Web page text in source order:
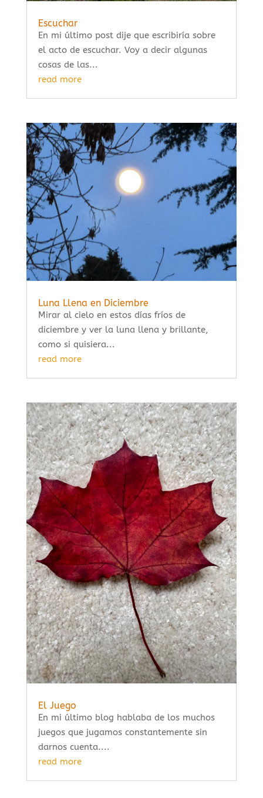
Escuchar
En mi último post dije que escribiría sobre
el acto de escuchar. Voy a decir algunas
cosas de las...
read more
Luna Llena en Diciembre
Mirar al cielo en estos días fríos de
diciembre y ver la luna llena y brillante,
como si quisiera...
read more
El Juego
En mi último blog hablaba de los muchos
juegos que jugamos constantemente sin
darnos cuenta....
read more